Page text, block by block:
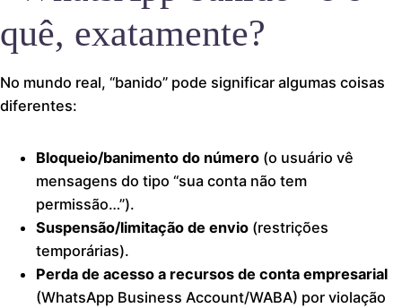
quê, exatamente?
No mundo real, “banido” pode significar algumas coisas
diferentes:
Bloqueio/banimento do número (o usuário vê
mensagens do tipo “sua conta não tem
permissão…”).
Suspensão/limitação de envio (restrições
temporárias).
Perda de acesso a recursos de conta empresarial
(WhatsApp Business Account/WABA) por violação